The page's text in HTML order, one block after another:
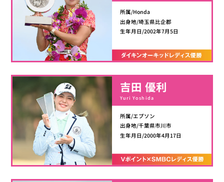
所属/Honda
出身地/埼玉県比企郡
生年月日/2002年7月5日
吉田 優利
Yuri Yoshida
所属/エプソン
出身地/千葉県市川市
生年月日/2000年4月17日